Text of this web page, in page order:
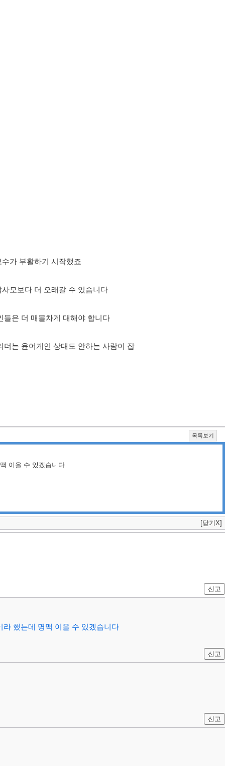
가 부활하기 시작했죠
모보다 더 오래갈 수 있습니다
들은 더 매몰차게 대해야 합니다
는 윤어게인 상대도 안하는 사람이 잡
목록보기
이을 수 있겠습니다
[닫기X]
신고
했는데 명맥 이을 수 있겠습니다
신고
신고